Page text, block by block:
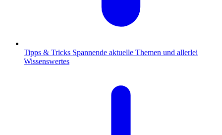
Tipps & Tricks Spannende aktuelle Themen und allerlei
Wissenswertes